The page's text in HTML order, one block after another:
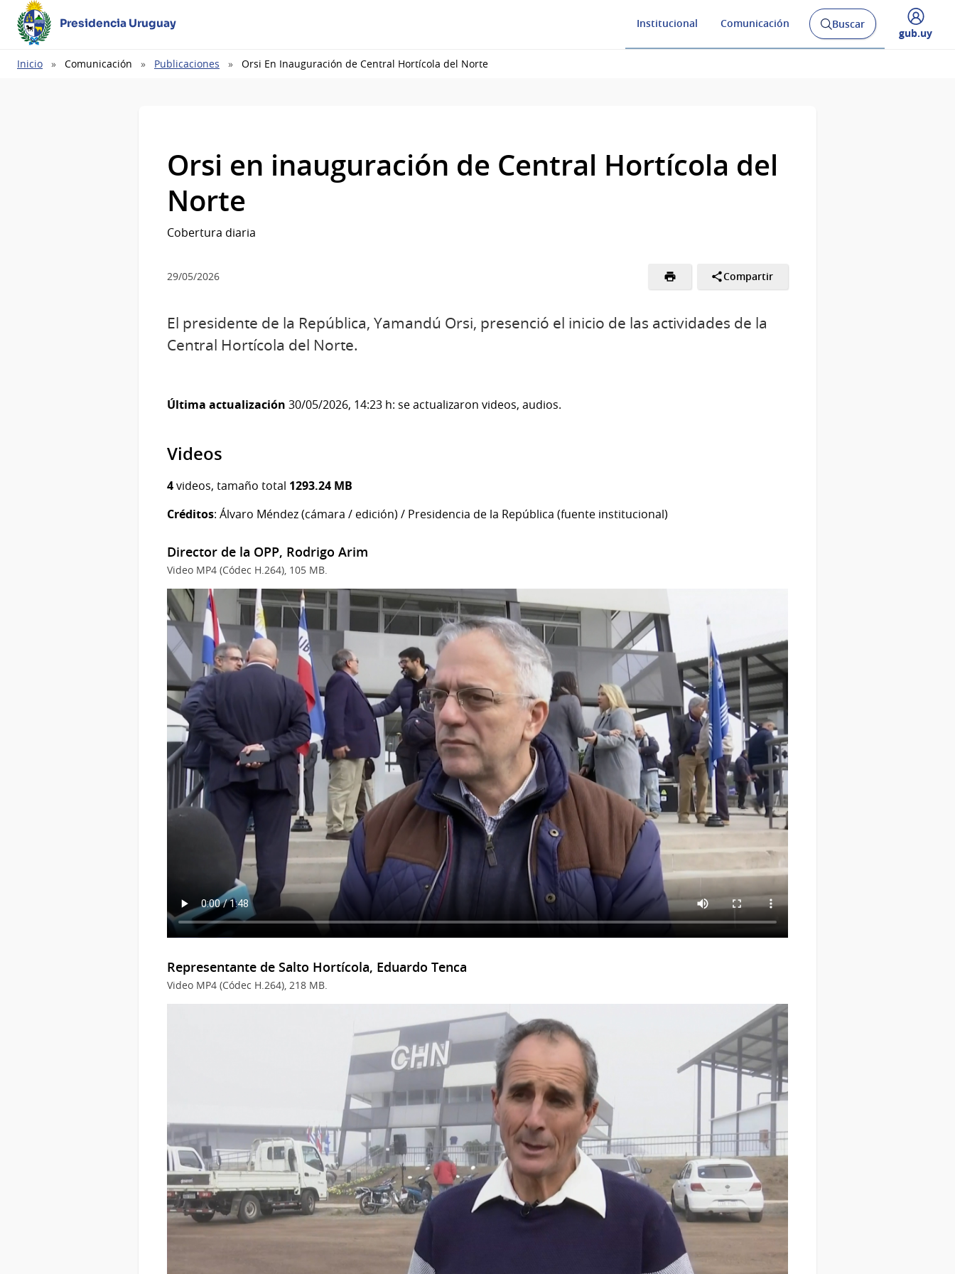
Presidencia Uruguay Institucional Comunicación
Abrir
buscador
Buscar
Desplegar
gub.uy
Ruta
Inicio Comunicación Publicaciones Orsi En Inauguración de Central Hortícola del Norte
Orsi en inauguración de Central Hortícola del
Norte
Cobertura diaria
29/05/2026 Compartir
El presidente de la República, Yamandú Orsi, presenció el inicio de las actividades de la
Central Hortícola del Norte.
Última actualización 30/05/2026, 14:23 h: se actualizaron videos, audios.
Videos
4videos, tamaño total 1293.24 MB
Créditos: Álvaro Méndez (cámara / edición) / Presidencia de la República (fuente institucional)
Director de la OPP, Rodrigo Arim
Video MP4 (Códec H.264), 105 MB.
Representante de Salto Hortícola, Eduardo Tenca
Video MP4 (Códec H.264), 218 MB.